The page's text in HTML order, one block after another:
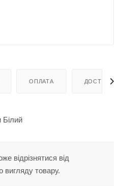
ОПЛАТА ДОСТАВКА
відрізнятися від
вигляду товару.